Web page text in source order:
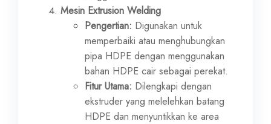
Mesin Extrusion Welding
Pengertian: Digunakan untuk
memperbaiki atau menghubungkan
pipa HDPE dengan menggunakan
bahan HDPE cair sebagai perekat.
Fitur Utama: Dilengkapi dengan
ekstruder yang melelehkan batang
HDPE dan menyuntikkan ke area